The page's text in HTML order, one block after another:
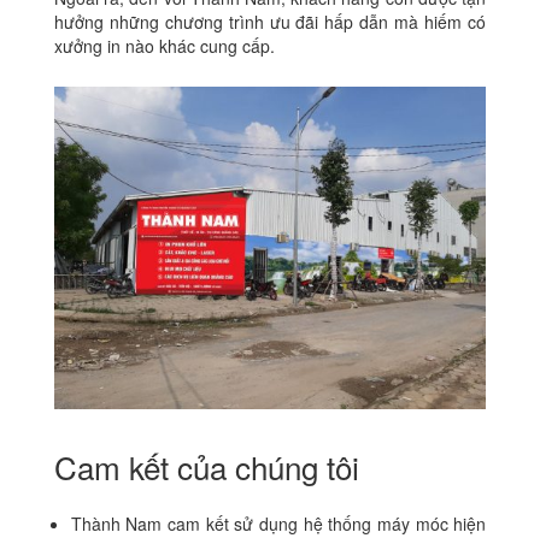
hưởng những chương trình ưu đãi hấp dẫn mà hiếm có
xưởng in nào khác cung cấp.
Cam kết của chúng tôi
Thành Nam cam kết sử dụng hệ thống máy móc hiện